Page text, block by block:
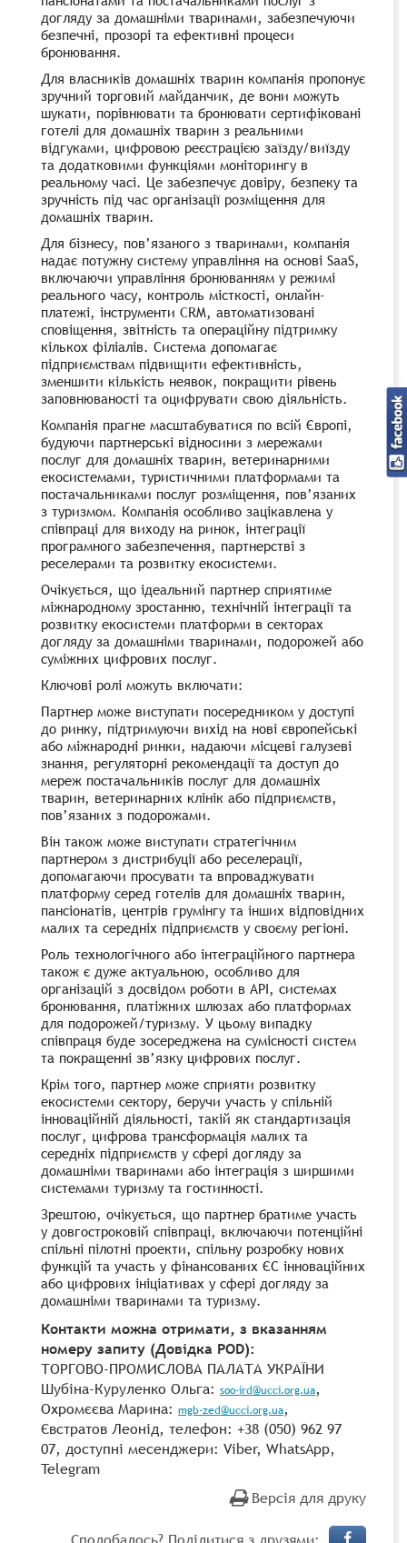
догляду за домашніми тваринами, забезпечуючи
безпечні, прозорі та ефективні процеси
бронювання.
Для власників домашніх тварин компанія пропонує
зручний торговий майданчик, де вони можуть
шукати, порівнювати та бронювати сертифіковані
готелі для домашніх тварин з реальними
відгуками, цифровою реєстрацією заїзду/виїзду
та додатковими функціями моніторингу в
реальному часі. Це забезпечує довіру, безпеку та
зручність під час організації розміщення для
домашніх тварин.
Для бізнесу, пов’язаного з тваринами, компанія
надає потужну систему управління на основі SaaS,
включаючи управління бронюванням у режимі
реального часу, контроль місткості, онлайн-
платежі, інструменти CRM, автоматизовані
сповіщення, звітність та операційну підтримку
кількох філіалів. Система допомагає
підприємствам підвищити ефективність,
зменшити кількість неявок, покращити рівень
заповнюваності та оцифрувати свою діяльність.
Компанія прагне масштабуватися по всій Європі,
будуючи партнерські відносини з мережами
послуг для домашніх тварин, ветеринарними
екосистемами, туристичними платформами та
постачальниками послуг розміщення, пов’язаних
з туризмом. Компанія особливо зацікавлена ​​у
співпраці для виходу на ринок, інтеграції
програмного забезпечення, партнерстві з
реселерами та розвитку екосистеми.
Очікується, що ідеальний партнер сприятиме
міжнародному зростанню, технічній інтеграції та
розвитку екосистеми платформи в секторах
догляду за домашніми тваринами, подорожей або
суміжних цифрових послуг.
Ключові ролі можуть включати:
Партнер може виступати посередником у доступі
до ринку, підтримуючи вихід на нові європейські
або міжнародні ринки, надаючи місцеві галузеві
знання, регуляторні рекомендації та доступ до
мереж постачальників послуг для домашніх
тварин, ветеринарних клінік або підприємств,
пов’язаних з подорожами.
Він також може виступати стратегічним
партнером з дистрибуції або реселерації,
допомагаючи просувати та впроваджувати
платформу серед готелів для домашніх тварин,
пансіонатів, центрів грумінгу та інших відповідних
малих та середніх підприємств у своєму регіоні.
Роль технологічного або інтеграційного партнера
також є дуже актуальною, особливо для
організацій з досвідом роботи в API, системах
бронювання, платіжних шлюзах або платформах
для подорожей/туризму. У цьому випадку
співпраця буде зосереджена на сумісності систем
та покращенні зв’язку цифрових послуг.
Крім того, партнер може сприяти розвитку
екосистеми сектору, беручи участь у спільній
інноваційній діяльності, такій як стандартизація
послуг, цифрова трансформація малих та
середніх підприємств у сфері догляду за
домашніми тваринами або інтеграція з ширшими
системами туризму та гостинності.
Зрештою, очікується, що партнер братиме участь
у довгостроковій співпраці, включаючи потенційні
спільні пілотні проекти, спільну розробку нових
функцій та участь у фінансованих ЄС інноваційних
або цифрових ініціативах у сфері догляду за
домашніми тваринами та туризму.
Контакти можна отримати, з вказанням
номеру запиту (Довідка POD):
ТОРГОВО-ПРОМИСЛОВА ПАЛАТА УКРАЇНИ
Шубіна-Куруленко Ольга: soo-ird@ucci.org.ua,
Охромєєва Марина: mgb-zed@ucci.org.ua,
Євстратов Леонід, телефон: +38 (050) 962 97
07, доступні месенджери: Viber, WhatsApp,
Telegram
Версія для друку